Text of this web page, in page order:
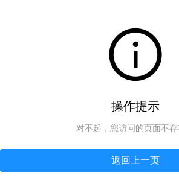
操作提示
对不起，您访问的页面不存
返回上一页